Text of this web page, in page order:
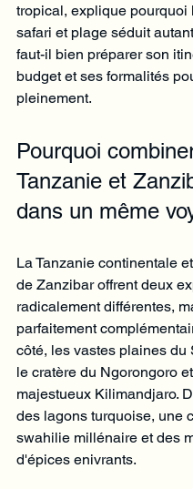
tropical, explique pourquoi
safari et plage séduit
faut-il bien préparer son
budget et ses formalités
pleinement.
Pourquoi
Tanzanie et
dans un même
La Tanzanie continentale
de Zanzibar offrent deux
radicalement différentes,
parfaitement
côté, les vastes plaines du
le cratère du Ngorongoro
majestueux Kilimandjaro.
des lagons turquoise, une
swahilie millénaire et des
d'épices enivrants.